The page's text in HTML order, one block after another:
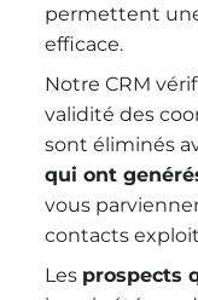
permettent
efficace.
Notre CRM
validité des
sont éliminés
qui ont
vous
contacts
Les prospects